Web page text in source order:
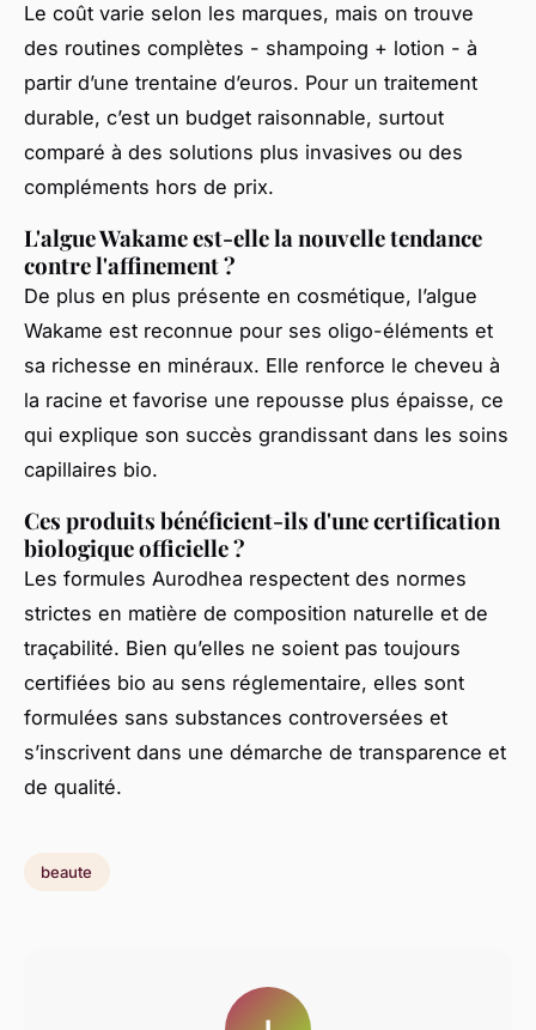
Le coût varie selon les marques, mais on trouve
des routines complètes - shampoing + lotion - à
partir d’une trentaine d’euros. Pour un traitement
durable, c’est un budget raisonnable, surtout
comparé à des solutions plus invasives ou des
compléments hors de prix.
L'algue Wakame est-elle la nouvelle tendance
contre l'affinement ?
De plus en plus présente en cosmétique, l’algue
Wakame est reconnue pour ses oligo-éléments et
sa richesse en minéraux. Elle renforce le cheveu à
la racine et favorise une repousse plus épaisse, ce
qui explique son succès grandissant dans les soins
capillaires bio.
Ces produits bénéficient-ils d'une certification
biologique officielle ?
Les formules Aurodhea respectent des normes
strictes en matière de composition naturelle et de
traçabilité. Bien qu’elles ne soient pas toujours
certifiées bio au sens réglementaire, elles sont
formulées sans substances controversées et
s’inscrivent dans une démarche de transparence et
de qualité.
beaute